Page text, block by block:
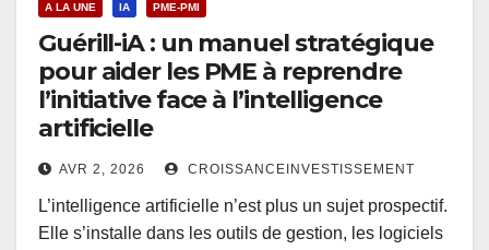
A LA UNE IA PME-PMI
Guérill-iA : un manuel stratégique
pour aider les PME à reprendre
l’initiative face à l’intelligence
artificielle
AVR 2, 2026 CROISSANCEINVESTISSEMENT
L’intelligence artificielle n’est plus un sujet prospectif.
Elle s’installe dans les outils de gestion, les logiciels